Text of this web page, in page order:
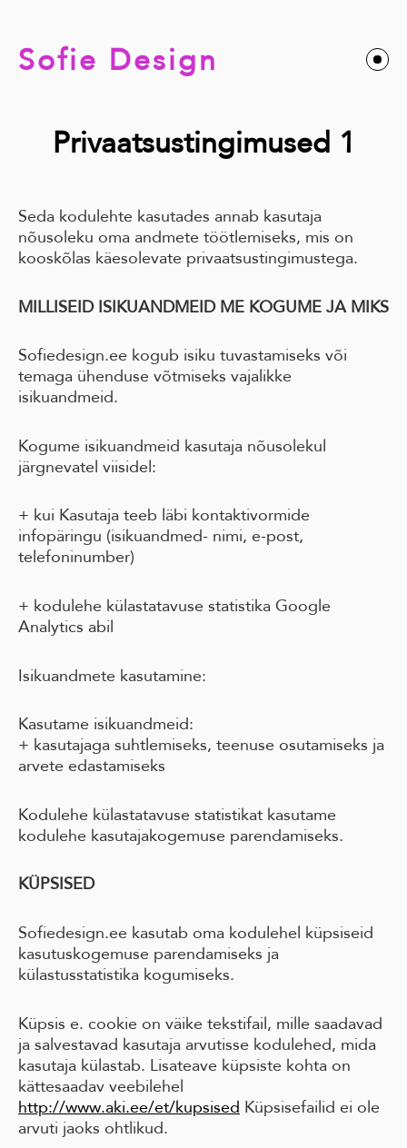
Sofie Design
Privaatsustingimused 1
Seda kodulehte kasutades annab kasutaja
nõusoleku oma andmete töötlemiseks, mis on
kooskõlas käesolevate privaatsustingimustega.
MILLISEID ISIKUANDMEID ME KOGUME JA MIKS
Sofiedesign.ee kogub isiku tuvastamiseks või
temaga ühenduse võtmiseks vajalikke
isikuandmeid.
Kogume isikuandmeid kasutaja nõusolekul
järgnevatel viisidel:
+ kui Kasutaja teeb läbi kontaktivormide
infopäringu (isikuandmed- nimi, e-post,
telefoninumber)
+ kodulehe külastatavuse statistika Google
Analytics abil
Isikuandmete kasutamine:
Kasutame isikuandmeid:
+ kasutajaga suhtlemiseks, teenuse osutamiseks ja
arvete edastamiseks
Kodulehe külastatavuse statistikat kasutame
kodulehe kasutajakogemuse parendamiseks.
KÜPSISED
Sofiedesign.ee kasutab oma kodulehel küpsiseid
kasutuskogemuse parendamiseks ja
külastusstatistika kogumiseks.
Küpsis e. cookie on väike tekstifail, mille saadavad
ja salvestavad kasutaja arvutisse kodulehed, mida
kasutaja külastab. Lisateave küpsiste kohta on
kättesaadav veebilehel
http://www.aki.ee/et/kupsised Küpsisefailid ei ole
arvuti jaoks ohtlikud.